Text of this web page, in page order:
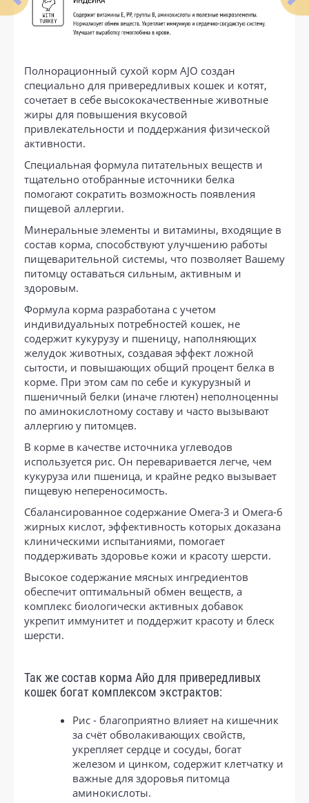
Полнорационный сухой корм AJO создан
специально для привередливых кошек и котят,
сочетает в себе высококачественные животные
жиры для повышения вкусовой
привлекательности и поддержания физической
активности.
Специальная формула питательных веществ и
тщательно отобранные источники белка
помогают сократить возможность появления
пищевой аллергии.
Минеральные элементы и витамины, входящие в
состав корма, способствуют улучшению работы
пищеварительной системы, что позволяет Вашему
питомцу оставаться сильным, активным и
здоровым.
Формула корма разработана с учетом
индивидуальных потребностей кошек, не
содержит кукурузу и пшеницу, наполняющих
желудок животных, создавая эффект ложной
сытости, и повышающих общий процент белка в
корме. При этом сам по себе и кукурузный и
пшеничный белки (иначе глютен) неполноценны
по аминокислотному составу и часто вызывают
аллергию у питомцев.
В корме в качестве источника углеводов
используется рис. Он переваривается легче, чем
кукуруза или пшеница, и крайне редко вызывает
пищевую непереносимость.
Сбалансированное содержание Омега-3 и Омега-6
жирных кислот, эффективность которых доказана
клиническими испытаниями, помогает
поддерживать здоровье кожи и красоту шерсти.
Высокое содержание мясных ингредиентов
обеспечит оптимальный обмен веществ, а
комплекс биологически активных добавок
укрепит иммунитет и поддержит красоту и блеск
шерсти.
Так же состав корма Айо для привередливых
кошек богат комплексом экстрактов:
Рис - благоприятно влияет на кишечник
за счёт обволакивающих свойств,
укрепляет сердце и сосуды, богат
железом и цинком, содержит клетчатку и
важные для здоровья питомца
аминокислоты.